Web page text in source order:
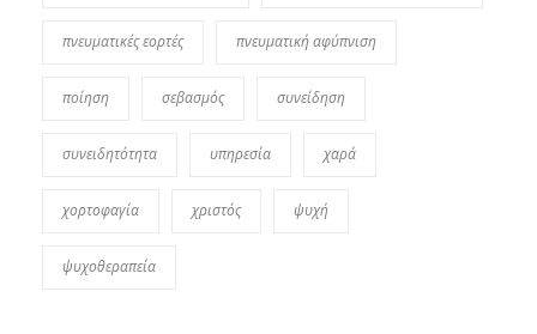
πνευματικές εορτές πνευματική αφύπνιση
ποίηση σεβασμός συνείδηση
συνειδητότητα υπηρεσία χαρά
χορτοφαγία χριστός ψυχή
ψυχοθεραπεία